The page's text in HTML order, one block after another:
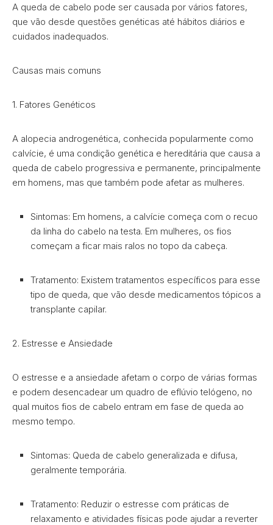
A queda de cabelo pode ser causada por vários fatores,
que vão desde questões genéticas até hábitos diários e
cuidados inadequados.
Causas mais comuns
1. Fatores Genéticos
A alopecia androgenética, conhecida popularmente como
calvície, é uma condição genética e hereditária que causa a
queda de cabelo progressiva e permanente, principalmente
em homens, mas que também pode afetar as mulheres.
Sintomas: Em homens, a calvície começa com o recuo
da linha do cabelo na testa. Em mulheres, os fios
começam a ficar mais ralos no topo da cabeça.
Tratamento: Existem tratamentos específicos para esse
tipo de queda, que vão desde medicamentos tópicos a
transplante capilar.
2. Estresse e Ansiedade
O estresse e a ansiedade afetam o corpo de várias formas
e podem desencadear um quadro de eflúvio telógeno, no
qual muitos fios de cabelo entram em fase de queda ao
mesmo tempo.
Sintomas: Queda de cabelo generalizada e difusa,
geralmente temporária.
Tratamento: Reduzir o estresse com práticas de
relaxamento e atividades físicas pode ajudar a reverter